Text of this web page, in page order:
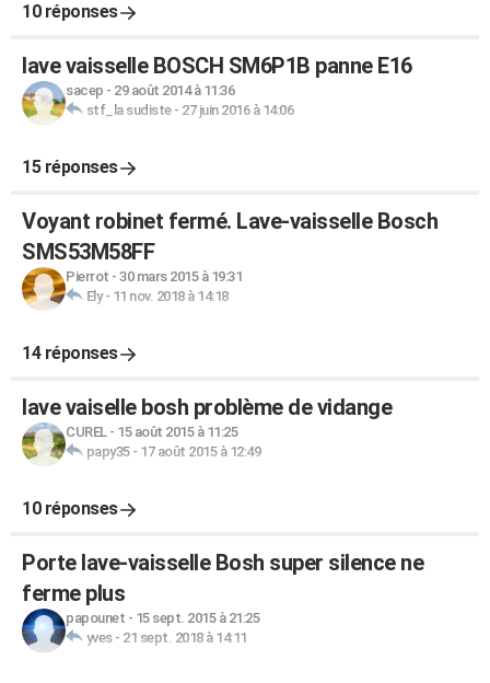
10 réponses
lave vaisselle BOSCH SM6P1B panne E16
sacep - 29 août 2014 à 11:36
stf_la sudiste- 27 juin 2016 à 14:06
15 réponses
Voyant robinet fermé. Lave-vaisselle Bosch
SMS53M58FF
Pierrot - 30 mars 2015 à 19:31
Ely- 11 nov. 2018 à 14:18
14 réponses
lave vaiselle bosh problème de vidange
CUREL- 15 août 2015 à 11:25
papy35- 17 août 2015 à 12:49
10 réponses
Porte lave-vaisselle Bosh super silence ne
ferme plus
papounet - 15 sept. 2015 à 21:25
yves- 21 sept. 2018 à 14:11